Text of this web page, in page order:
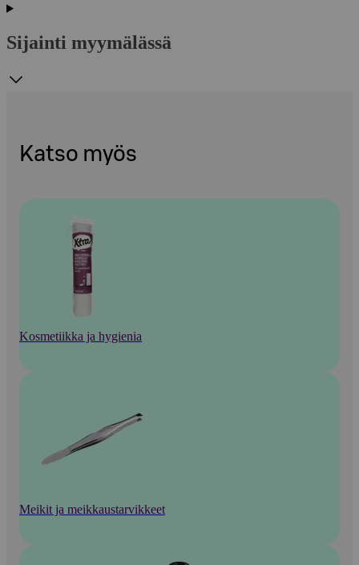
Sijainti myymälässä
Katso myös
Kosmetiikka ja hygienia
Meikit ja meikkaustarvikkeet